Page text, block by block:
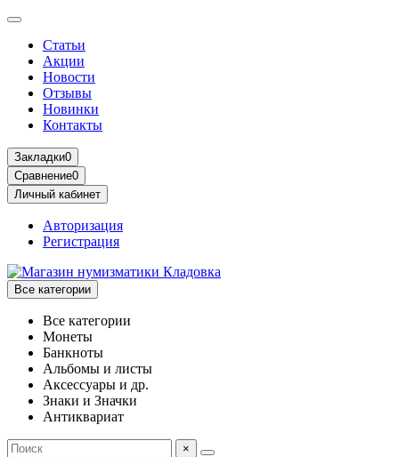
Статьи
Акции
Новости
Отзывы
Новинки
Контакты
Закладки0
Сравнение0
Личный кабинет
Авторизация
Регистрация
Все категории
Все категории
Монеты
Банкноты
Альбомы и листы
Аксессуары и др.
Знаки и Значки
Антиквариат
×